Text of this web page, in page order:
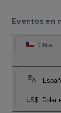
Eventos en
Chile
US$ Dolar